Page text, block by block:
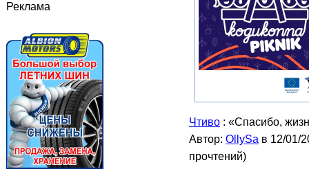
Реклама
Чтиво : «Спасибо,
Автор: OllySa в 12/01/
прочтений)